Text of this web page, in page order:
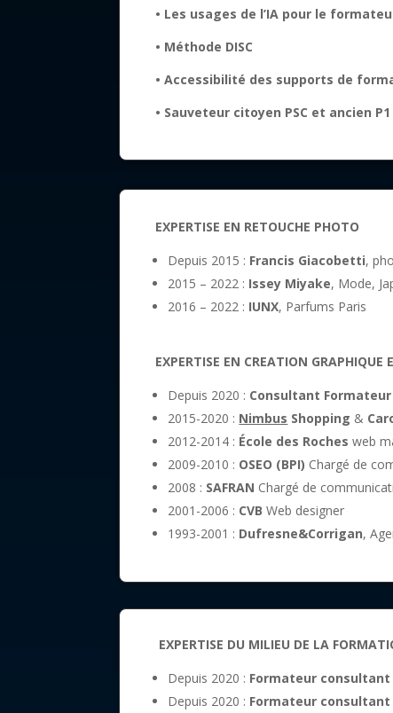
• Les usages de l’IA pour le
• Méthode DISC
• Accessibilité des supports de
• Sauveteur citoyen PSC et ancien P1
EXPERTISE EN RETOUCHE PHOTO
Depuis 2015 : Francis Giacobetti,
2015 – 2022 : Issey Miyake, Mode,
2016 – 2022 : IUNX, Parfums Paris
EXPERTISE EN CREATION GRAPHIQUE
Depuis 2020 : Consultant Formateur
2015-2020 : Nimbus Shopping &
2012-2014 : École des Rochesweb
2009-2010 : OSEO (BPI) Chargé de
2008 : SAFRAN Chargé de
2001-2006 : CVB Web designer
1993-2001 : Dufresne&Corrigan,
EXPERTISE DU MILIEU DE LA
Depuis 2020 : Formateur consultant
Depuis 2020 : Formateur consultant